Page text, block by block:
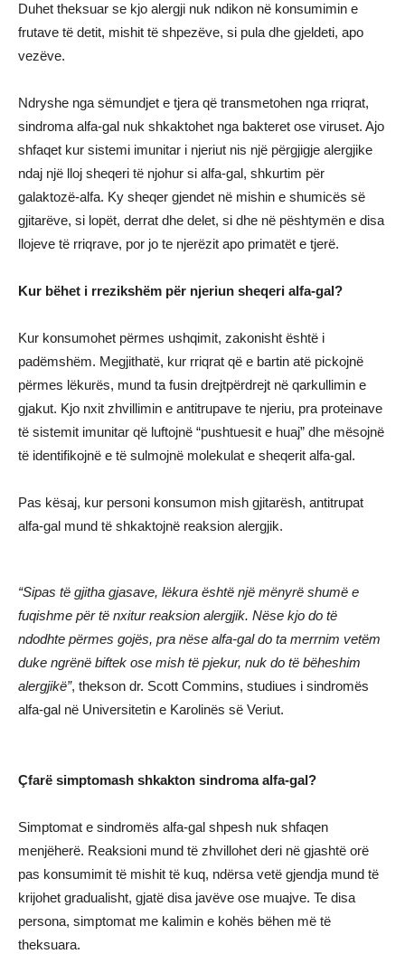
Duhet theksuar se kjo alergji nuk ndikon në konsumimin e
frutave të detit, mishit të shpezëve, si pula dhe gjeldeti, apo
vezëve.
Ndryshe nga sëmundjet e tjera që transmetohen nga rriqrat,
sindroma alfa-gal nuk shkaktohet nga bakteret ose viruset. Ajo
shfaqet kur sistemi imunitar i njeriut nis një përgjigje alergjike
ndaj një lloj sheqeri të njohur si alfa-gal, shkurtim për
galaktozë-alfa. Ky sheqer gjendet në mishin e shumicës së
gjitarëve, si lopët, derrat dhe delet, si dhe në pështymën e disa
llojeve të rriqrave, por jo te njerëzit apo primatët e tjerë.
Kur bëhet i rrezikshëm për njeriun sheqeri alfa-gal?
Kur konsumohet përmes ushqimit, zakonisht është i
padëmshëm. Megjithatë, kur rriqrat që e bartin atë pickojnë
përmes lëkurës, mund ta fusin drejtpërdrejt në qarkullimin e
gjakut. Kjo nxit zhvillimin e antitrupave te njeriu, pra proteinave
të sistemit imunitar që luftojnë “pushtuesit e huaj” dhe mësojnë
të identifikojnë e të sulmojnë molekulat e sheqerit alfa-gal.
Pas kësaj, kur personi konsumon mish gjitarësh, antitrupat
alfa-gal mund të shkaktojnë reaksion alergjik.
“Sipas të gjitha gjasave, lëkura është një mënyrë shumë e
fuqishme për të nxitur reaksion alergjik. Nëse kjo do të
ndodhte përmes gojës, pra nëse alfa-gal do ta merrnim vetëm
duke ngrënë biftek ose mish të pjekur, nuk do të bëheshim
alergjikë”, thekson dr. Scott Commins, studiues i sindromës
alfa-gal në Universitetin e Karolinës së Veriut.
Çfarë simptomash shkakton sindroma alfa-gal?
Simptomat e sindromës alfa-gal shpesh nuk shfaqen
menjëherë. Reaksioni mund të zhvillohet deri në gjashtë orë
pas konsumimit të mishit të kuq, ndërsa vetë gjendja mund të
krijohet gradualisht, gjatë disa javëve ose muajve. Te disa
persona, simptomat me kalimin e kohës bëhen më të
theksuara.